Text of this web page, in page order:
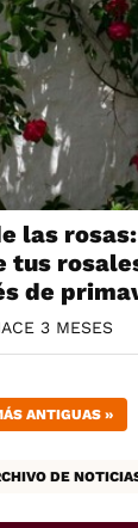
las
tus
de
3 MESES
ANTIGUAS »
DE